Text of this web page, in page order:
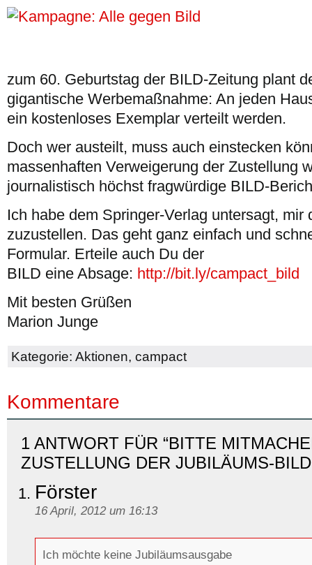
zum 60. Geburtstag der BILD-Zeitung plant
gigantische Werbemaßnahme: An jeden
ein kostenloses Exemplar verteilt werden.
Doch wer austeilt, muss auch einstecken
massenhaften Verweigerung der Zustellung
journalistisch höchst fragwürdige BILD-
Ich habe dem Springer-Verlag untersagt, mir
zuzustellen. Das geht ganz einfach und
Formular. Erteile auch Du der
BILD eine Absage: http://bit.ly/campact_bild
Mit besten Grüßen
Marion Junge
Kategorie: Aktionen, campact
Kommentare
1 ANTWORT FÜR “BITTE
ZUSTELLUNG DER JUBILÄUMS-
Förster
16 April, 2012 um 16:13
Ich möchte keine Jubiläumsausgabe